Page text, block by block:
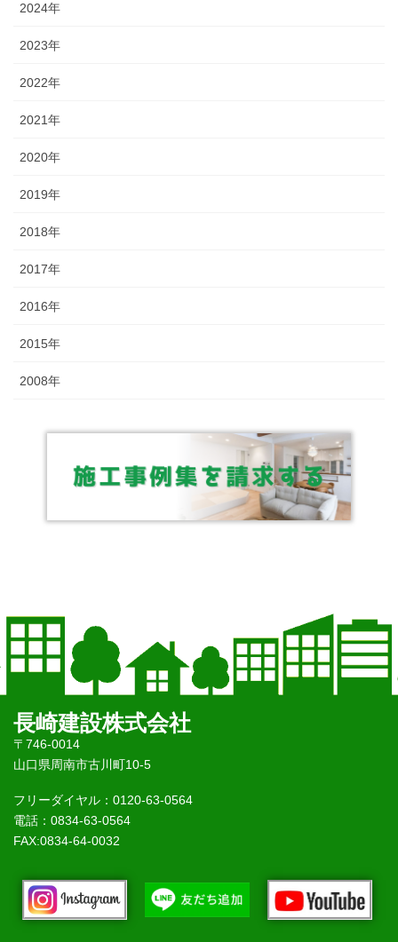
2024年
2023年
2022年
2021年
2020年
2019年
2018年
2017年
2016年
2015年
2008年
長崎建設株式会社
〒746-0014
山口県周南市古川町10-5
フリーダイヤル：0120-63-0564
電話：0834-63-0564
FAX:0834-64-0032